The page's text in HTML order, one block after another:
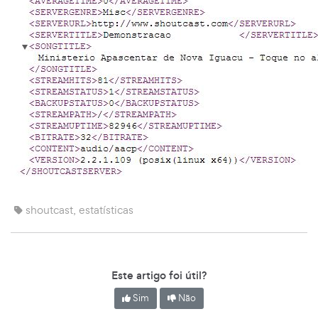
shoutcast, estatísticas
Este artigo foi útil?
Sim Não